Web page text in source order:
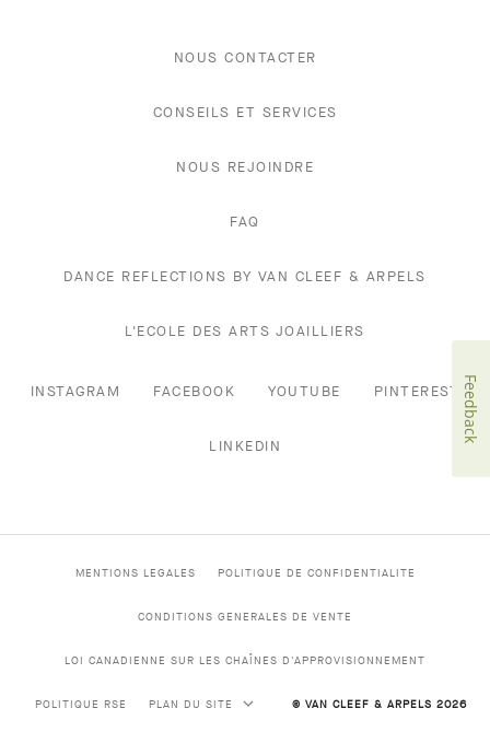
NOUS CONTACTER
CONSEILS ET SERVICES
NOUS REJOINDRE
FAQ
DANCE REFLECTIONS BY VAN CLEEF & ARPELS
L'ECOLE DES ARTS JOAILLIERS
INSTAGRAM FACEBOOK YOUTUBE PINTEREST
LINKEDIN
MENTIONS LEGALES POLITIQUE DE CONFIDENTIALITE
CONDITIONS GENERALES DE VENTE
LOI CANADIENNE SUR LES CHAÎNES D'APPROVISIONNEMENT
POLITIQUE RSE PLAN DU SITE © VAN CLEEF & ARPELS 2026
Feedback